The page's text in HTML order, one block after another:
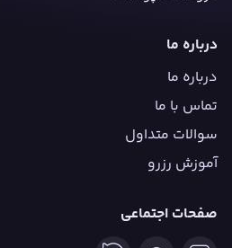
درباره ما
درباره ما
تماس با ما
سوالات متداول
آموزش رزرو
صفحات اجتماعی